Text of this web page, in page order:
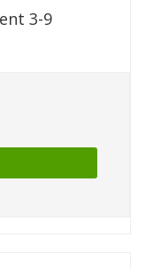
3-9